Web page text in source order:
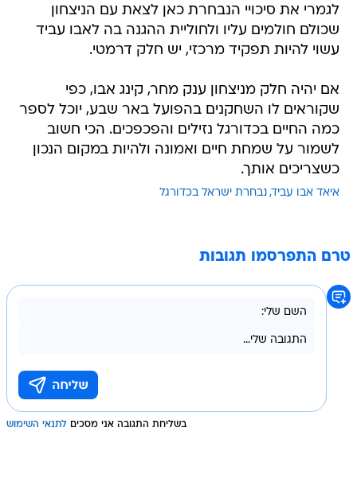
לגמרי את סיכויי הנבחרת כאן לצאת עם הניצחון
שכולם חולמים עליו ולחוליית ההגנה בה לאבו עביד
עשוי להיות תפקיד מרכזי, יש חלק דרמטי.
אם יהיה חלק מניצחון ענק מחר, קינג אבו, כפי
שקוראים לו השחקנים בהפועל באר שבע, יוכל לספר
כמה החיים בכדורגל נזילים והפכפכים. הכי חשוב
לשמור על שמחת חיים ואמונה ולהיות במקום הנכון
כשצריכים אותך.
איאד אבו עביד נבחרת ישראל בכדורגל
טרם התפרסמו תגובות
בשליחת התגובה אני מסכים לתנאי השימוש